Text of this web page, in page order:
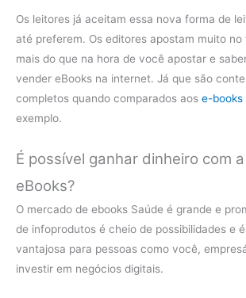
Os leitores já aceitam essa nova forma de
até preferem. Os editores apostam muito
mais do que na hora de você apostar e
vender eBooks na internet. Já que são
completos quando comparados aos e-books
exemplo.
É possível ganhar dinheiro com
eBooks?
O mercado de ebooks Saúde é grande e
de infoprodutos é cheio de possibilidades e
vantajosa para pessoas como você,
investir em negócios digitais.